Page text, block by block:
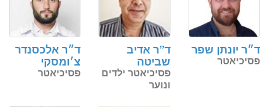
יום ד’ 12.08.26
ד״ר אלכסנדר
צ׳ומסקי
פסיכיאטר
ד”ר אדיב
שביטה
פסיכיאטר ילדים
ונוער
ד״ר יונתן שפר
פסיכיאטר